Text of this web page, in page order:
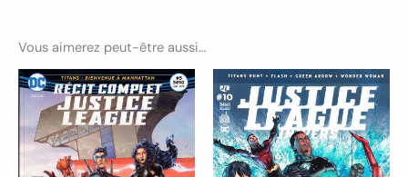
Vous aimerez peut-être aussi…